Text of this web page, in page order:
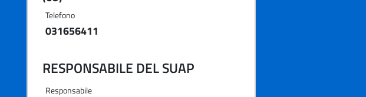
Telefono
031656411
RESPONSABILE DEL SUAP
Responsabile